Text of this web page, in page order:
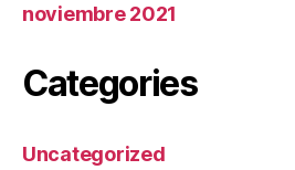
noviembre 2021
Categories
Uncategorized